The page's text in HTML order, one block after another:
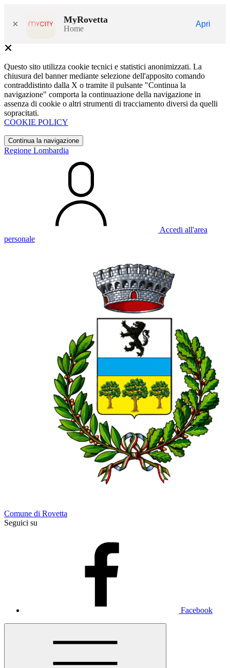
× MyRovetta
Home
Apri
Questo sito utilizza cookie tecnici e statistici anonimizzati. La
chiusura del banner mediante selezione dell'apposito comando
contraddistinto dalla X o tramite il pulsante "Continua la
navigazione" comporta la continuazione della navigazione in
assenza di cookie o altri strumenti di tracciamento diversi da quelli
sopracitati.
COOKIE POLICY
Continua la navigazione
Regione Lombardia
Accedi all'area
personale
Comune di Rovetta
Seguici su
Facebook